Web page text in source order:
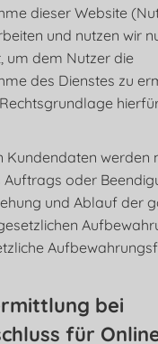
dieser Website
und nutzen wir
um dem Nutzer die
des Dienstes zu
hierfür
Kundendaten werden
Auftrags oder
und Ablauf der
bei
für